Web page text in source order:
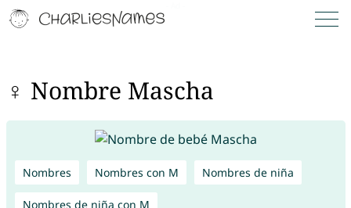
♀ Nombre Mascha
Nombres Nombres con M Nombres de niña
Nombres de niña con M